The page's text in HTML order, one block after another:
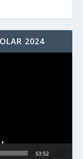
2024
53:52